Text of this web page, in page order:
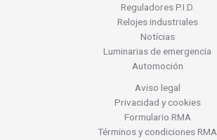
Reguladores P.I.D.
Relojes industriales
Notícias
Luminarias de emergencia
Automoción
Aviso legal
Privacidad y cookies
Formulario RMA
Términos y condiciones RMA